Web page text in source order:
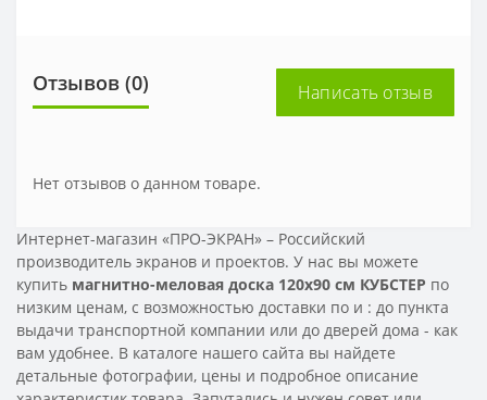
Отзывов (0) Написать отзыв
Нет отзывов о данном товаре.
Интернет-магазин «ПРО-ЭКРАН» – Российский
производитель экранов и проектов. У нас вы можете
купить магнитно-меловая доска 120x90 см КУБСТЕР по
низким ценам, с возможностью доставки по и : до пункта
выдачи транспортной компании или до дверей дома - как
вам удобнее. В каталоге нашего сайта вы найдете
детальные фотографии, цены и подробное описание